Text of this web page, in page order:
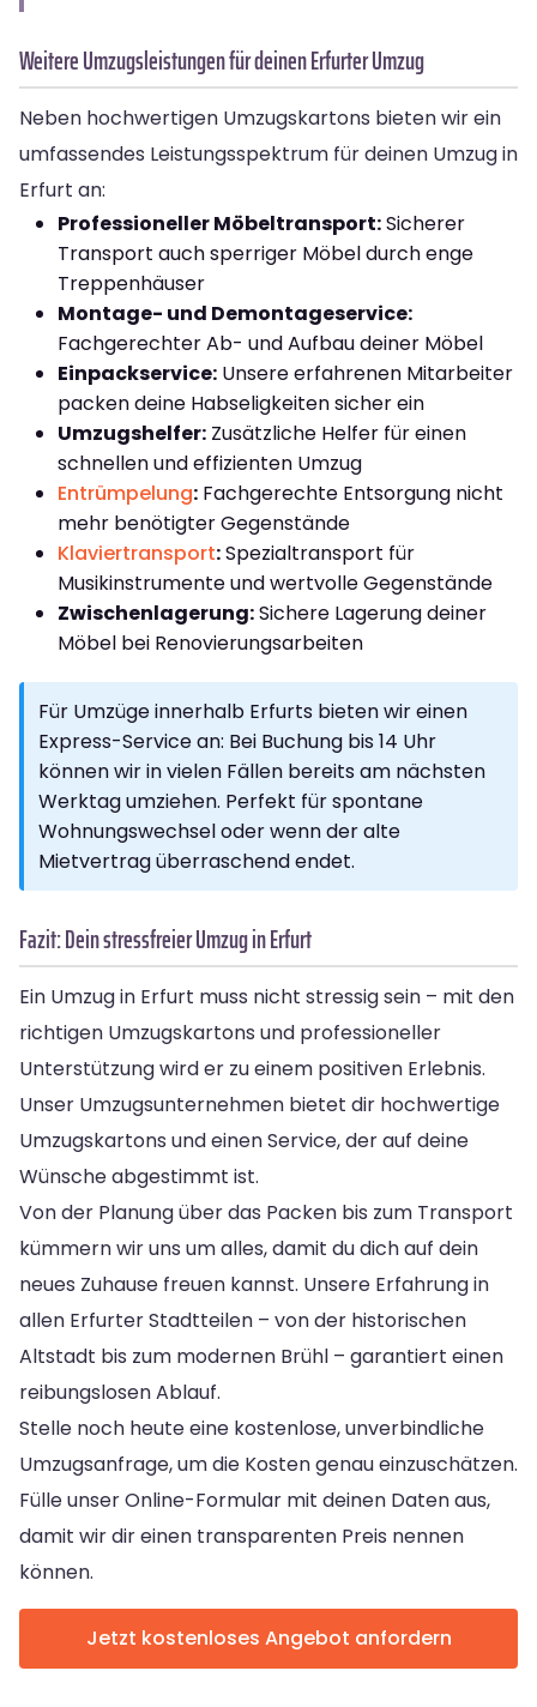
Weitere Umzugsleistungen für deinen Erfurter Umzug
Neben hochwertigen Umzugskartons bieten wir ein
umfassendes Leistungsspektrum für deinen Umzug in
Erfurt an:
Professioneller Möbeltransport:Sicherer
Transport auch sperriger Möbel durch enge
Treppenhäuser
Montage- und Demontageservice:
Fachgerechter Ab- und Aufbau deiner Möbel
Einpackservice: Unsere erfahrenen Mitarbeiter
packen deine Habseligkeiten sicher ein
Umzugshelfer: Zusätzliche Helfer für einen
schnellen und effizienten Umzug
Entrümpelung: Fachgerechte Entsorgung nicht
mehr benötigter Gegenstände
Klaviertransport:Spezialtransport für
Musikinstrumente und wertvolle Gegenstände
Zwischenlagerung:Sichere Lagerung deiner
Möbel bei Renovierungsarbeiten
Für Umzüge innerhalb Erfurts bieten wir einen
Express-Service an: Bei Buchung bis 14 Uhr
können wir in vielen Fällen bereits am nächsten
Werktag umziehen. Perfekt für spontane
Wohnungswechsel oder wenn der alte
Mietvertrag überraschend endet.
Fazit: Dein stressfreier Umzug in Erfurt
Ein Umzug in Erfurt muss nicht stressig sein – mit den
richtigen Umzugskartons und professioneller
Unterstützung wird er zu einem positiven Erlebnis.
Unser Umzugsunternehmen bietet dir hochwertige
Umzugskartons und einen Service, der auf deine
Wünsche abgestimmt ist.
Von der Planung über das Packen bis zum Transport
kümmern wir uns um alles, damit du dich auf dein
neues Zuhause freuen kannst. Unsere Erfahrung in
allen Erfurter Stadtteilen – von der historischen
Altstadt bis zum modernen Brühl – garantiert einen
reibungslosen Ablauf.
Stelle noch heute eine kostenlose, unverbindliche
Umzugsanfrage, um die Kosten genau einzuschätzen.
Fülle unser Online-Formular mit deinen Daten aus,
damit wir dir einen transparenten Preis nennen
können.
Jetzt kostenloses Angebot anfordern